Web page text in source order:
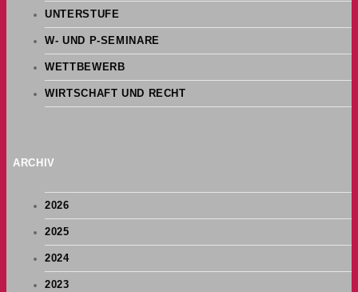
UNTERSTUFE
W- UND P-SEMINARE
WETTBEWERB
WIRTSCHAFT UND RECHT
ARCHIV
2026
2025
2024
2023